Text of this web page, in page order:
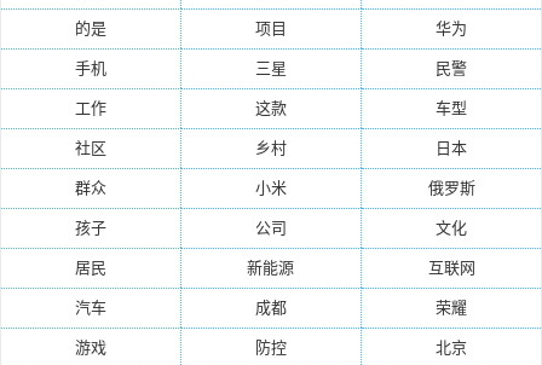
的是 项目 华为
手机 三星 民警
工作 这款 车型
社区 乡村 日本
群众 小米 俄罗斯
孩子 公司 文化
居民 新能源 互联网
汽车 成都 荣耀
游戏 防控 北京